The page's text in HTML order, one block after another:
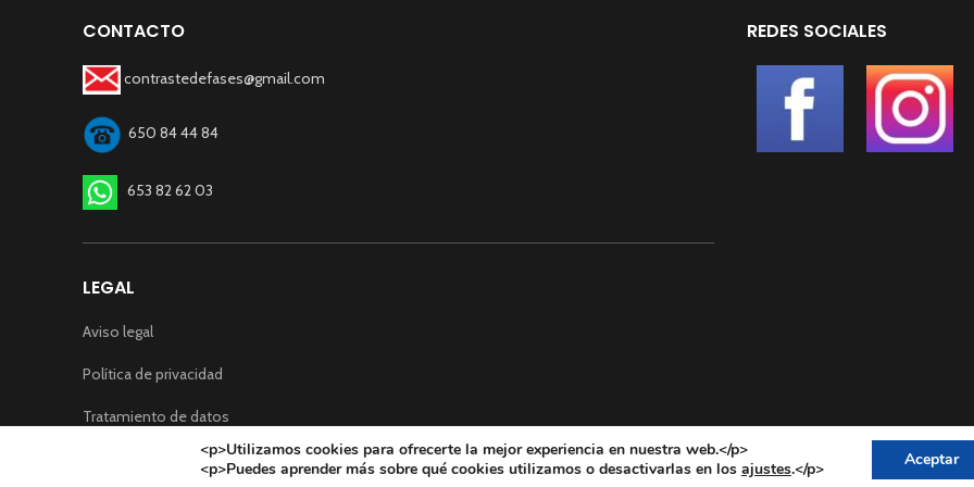
CONTACTO
contrastedefases@gmail.com
650 84 44 84
653 82 62 03
LEGAL
Aviso legal
Política de privacidad
Tratamiento de datos
Condiciones de compra
REDES SOCIALES
<p>Utilizamos cookies para ofrecerte la mejor experiencia en nuestra web.</p>
<p>Puedes aprender más sobre qué cookies utilizamos o desactivarlas en los ajustes.</p> Aceptar